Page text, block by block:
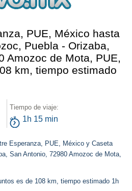
PUE, México hasta
Puebla - Orizaba,
Amozoc de Mota, PUE,
km, tiempo estimado
Tiempo de viaje:
1h 15 min
Esperanza, PUE, México y Caseta
San Antonio, 72980 Amozoc de Mota,
es de 108 km, tiempo estimado 1h